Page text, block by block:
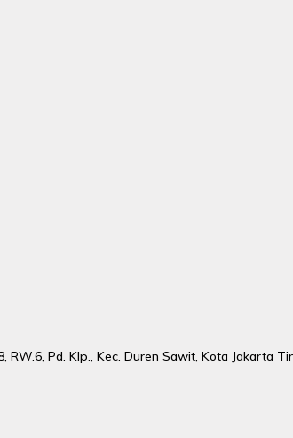
RW.6, Pd. Klp., Kec. Duren Sawit, Kota Jakarta